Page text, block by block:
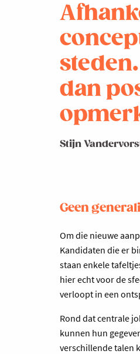
dan
Stijn
Geen
Om die nieuwe
Kandidaten die er
staan enkele
hier echt voor de
verloopt in een
Rond dat centrale
kunnen hun
verschillende talen